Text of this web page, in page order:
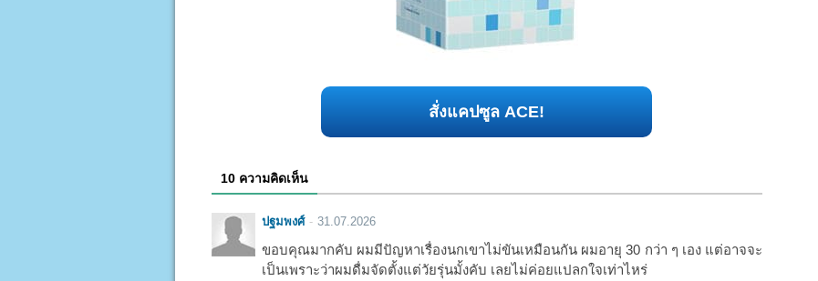
สั่งแคปซูล ACE!
10 ความคิดเห็น
ปฐมพงศ์ 31.07.2026
ขอบคุณมากคับ ผมมีปัญหาเรื่องนกเขาไม่ขันเหมือนกัน ผมอายุ 30 กว่า ๆ เอง แต่อาจจะ
เป็นเพราะว่าผมดื่มจัดตั้งแต่วัยรุ่นมั้งคับ เลยไม่ค่อยแปลกใจเท่าไหร่